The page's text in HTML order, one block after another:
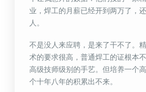
业，焊工的月薪已经开到两万了，
人。
不是没人来应聘，是来了干不了。
术的要求很高，普通焊工的证根本
高级技师级别的手艺。但培养一个
个十年八年的积累出不来。